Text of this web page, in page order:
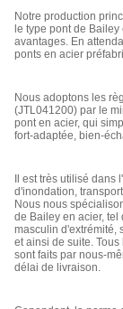
Notre production
le type pont de
avantages. En
ponts en acier
Nous adoptons les
(JTL041200) par le
pont en acier, qui
fort-adaptée, bien-
Il est très utilisé
d'inondation,
Nous nous
de Bailey en acier, tel
masculin d'extrémité,
et ainsi de suite.
sont faits par nous-
délai de livraison.